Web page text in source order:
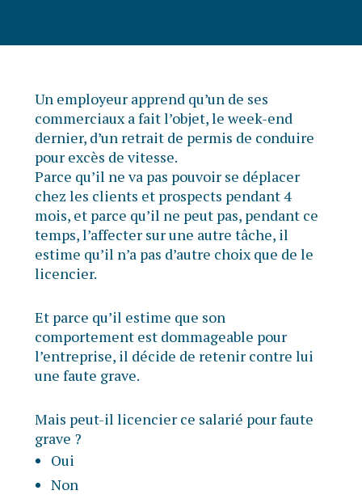
Un employeur apprend qu’un de ses
commerciaux a fait l’objet, le week-end
dernier, d’un retrait de permis de conduire
pour excès de vitesse.
Parce qu’il ne va pas pouvoir se déplacer
chez les clients et prospects pendant 4
mois, et parce qu’il ne peut pas, pendant ce
temps, l’affecter sur une autre tâche, il
estime qu’il n’a pas d’autre choix que de le
licencier.
Et parce qu’il estime que son
comportement est dommageable pour
l’entreprise, il décide de retenir contre lui
une faute grave.
Mais peut-il licencier ce salarié pour faute
grave ?
Oui
Non